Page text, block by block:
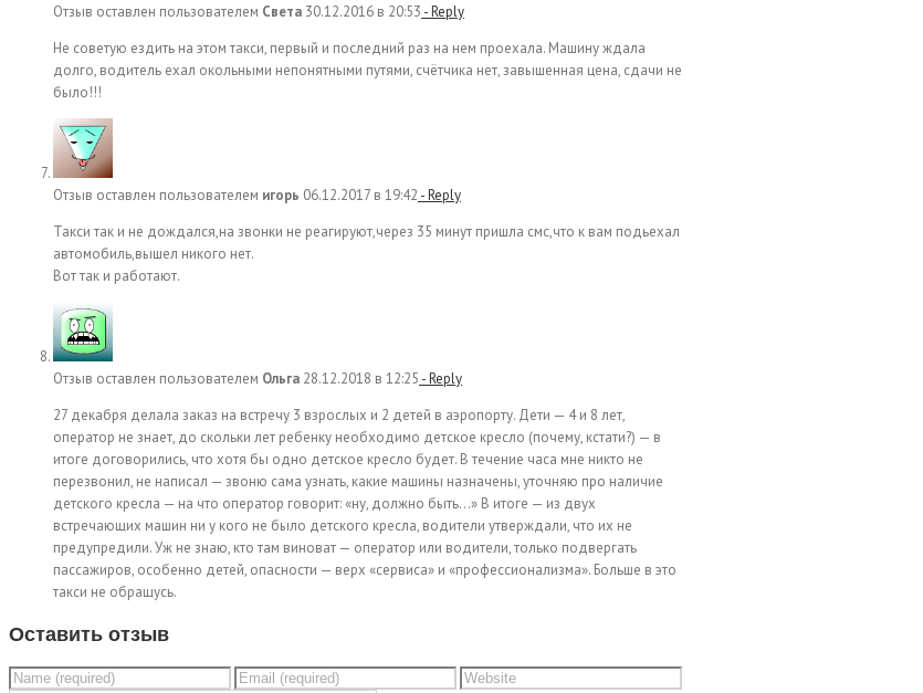
Отзыв оставлен пользователем Света 30.12.2016 в 20:53 - Reply
Не советую ездить на этом такси, первый и последний раз на нем проехала. Машину ждала
долго, водитель ехал окольными непонятными путями, счётчика нет, завышенная цена, сдачи не
было!!!
Отзыв оставлен пользователем игорь 06.12.2017 в 19:42 - Reply
Такси так и не дождался,на звонки не реагируют,через 35 минут пришла смс,что к вам подьехал
автомобиль,вышел никого нет.
Вот так и работают.
Отзыв оставлен пользователем Ольга 28.12.2018 в 12:25 - Reply
27 декабря делала заказ на встречу 3 взрослых и 2 детей в аэропорту. Дети — 4 и 8 лет,
оператор не знает, до скольки лет ребенку необходимо детское кресло (почему, кстати?) — в
итоге договорились, что хотя бы одно детское кресло будет. В течение часа мне никто не
перезвонил, не написал — звоню сама узнать, какие машины назначены, уточняю про наличие
детского кресла — на что оператор говорит: «ну, должно быть…» В итоге — из двух
встречающих машин ни у кого не было детского кресла, водители утверждали, что их не
предупредили. Уж не знаю, кто там виноват — оператор или водители, только подвергать
пассажиров, особенно детей, опасности — верх «сервиса» и «профессионализма». Больше в это
такси не обращусь.
Оставить отзыв